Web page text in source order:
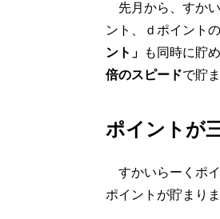
先月から、すかい
ント、ｄポイント
ント」
も同時に貯
倍のスピードで貯
ポイントが
すかいらーくポイ
ポイントが貯まりま